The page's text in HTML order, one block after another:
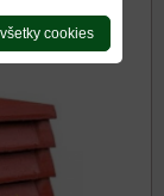
na
cookies